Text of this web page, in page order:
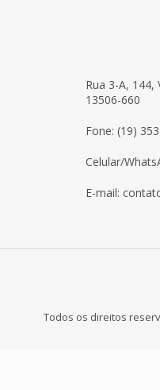
Rua 3-A, 144,
13506-660
Fone: (19)
Celular/
E-mail:
Todos os direitos